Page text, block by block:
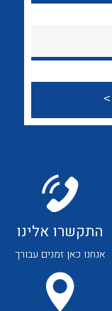
לכל מוצרי היצרן
לכל מוצרי היצרן
התקשרו אלינו
אנחנו כאן זמנים עבורך